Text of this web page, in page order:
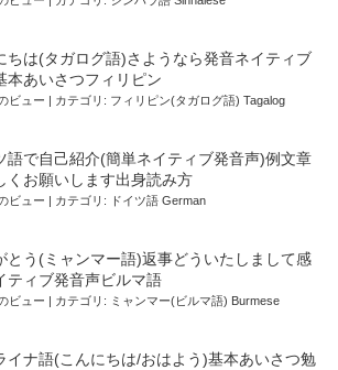
ちは(タガログ語)さようなら発音ネイティブ
本あいさつフィリピン
ビュー カテゴリ: フィリピン(タガログ語) Tagalog
語で自己紹介(簡単ネイティブ発音声)例文章
くお願いします出身読み方
ビュー カテゴリ: ドイツ語 German
とう(ミャンマー語)返事どういたしまして感
ティブ発音声ビルマ語
ビュー カテゴリ: ミャンマー(ビルマ語) Burmese
イナ語(こんにちは/おはよう)基本あいさつ勉